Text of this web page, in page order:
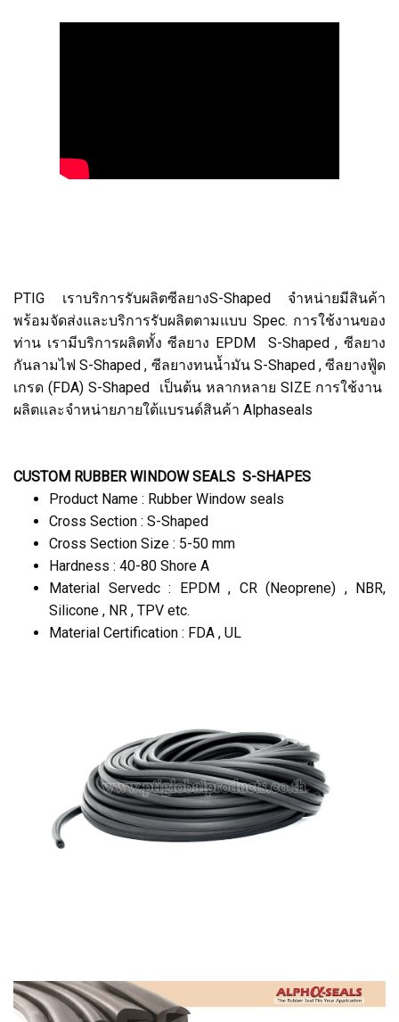
PTIG เราบริการรับผลิตซีลยางS-Shaped จำหน่ายมีสินค้า
พร้อมจัดส่งและบริการรับผลิตตามแบบ Spec. การใช้งานของ
ท่าน เรามีบริการผลิตทั้ง ซีลยาง EPDM S-Shaped , ซีลยาง
กันลามไฟ S-Shaped , ซีลยางทนน้ำมัน S-Shaped , ซีลยางฟู้ด
เกรด (FDA) S-Shaped เป็นต้น หลากหลาย SIZE การใช้งาน
ผลิตและจำหน่ายภายใต้แบรนด์สินค้า Alphaseals
CUSTOM RUBBER WINDOW SEALS S-SHAPES
Product Name : Rubber Window seals
Cross Section : S-Shaped
Cross Section Size : 5-50 mm
Hardness : 40-80 Shore A
Material Servedc : EPDM , CR (Neoprene) , NBR,
Silicone , NR , TPV etc.
Material Certification : FDA , UL